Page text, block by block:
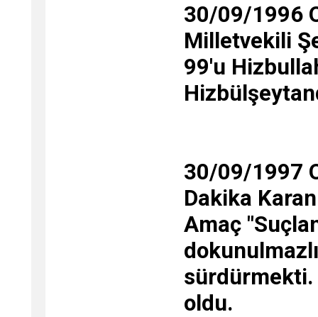
30/09/1996
Milletvekili
99'u
30/09/1997
Dakika
Amaç
sürdürmekti.
oldu.